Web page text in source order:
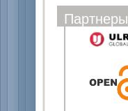
Партнеры